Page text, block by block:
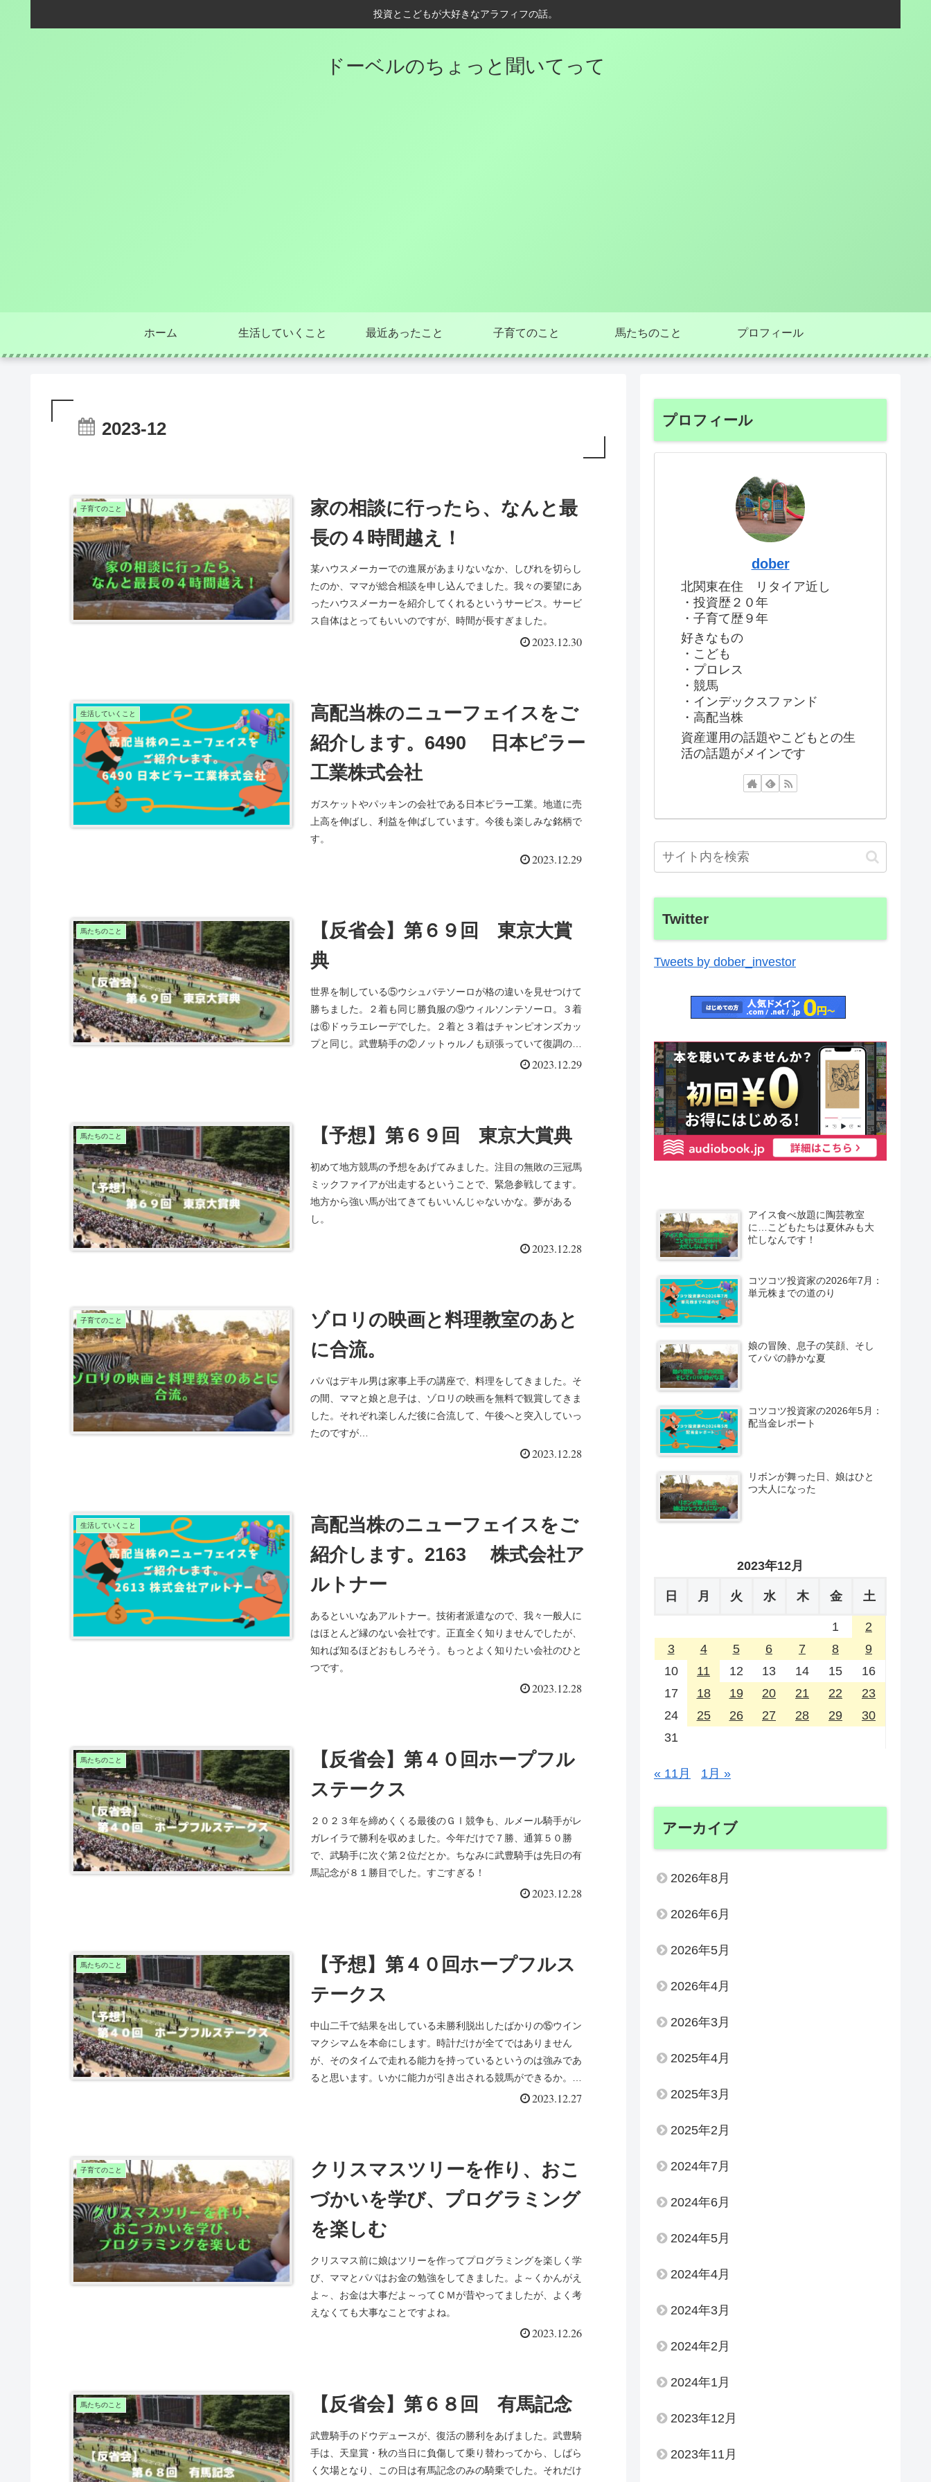
投資とこどもが大好きなアラフィフの話。
ドーベルのちょっと聞いてって
ホーム 生活していくこと 最近あったこと 子育てのこと 馬たちのこと プロフィール
2023-12
子育てのこと
家の相談に行ったら、なんと最
長の４時間越え！
某ハウスメーカーでの進展があまりないなか、しびれを切らし
たのか、ママが総合相談を申し込んでました。我々の要望にあ
ったハウスメーカーを紹介してくれるというサービス。サービ
ス自体はとってもいいのですが、時間が長すぎました。
2023.12.30
生活していくこと
高配当株のニューフェイスをご
紹介します。6490 日本ピラー
工業株式会社
ガスケットやパッキンの会社である日本ピラー工業。地道に売
上高を伸ばし、利益を伸ばしています。今後も楽しみな銘柄で
す。
2023.12.29
馬たちのこと
【反省会】第６９回 東京大賞
典
世界を制している⑤ウシュバテソーロが格の違いを見せつけて
勝ちました。２着も同じ勝負服の⑨ウィルソンテソーロ。３着
は⑥ドゥラエレーデでした。２着と３着はチャンピオンズカッ
プと同じ。武豊騎手の②ノットゥルノも頑張っていて復調の兆
2023.12.29
馬たちのこと 【予想】第６９回 東京大賞典
初めて地方競馬の予想をあげてみました。注目の無敗の三冠馬
ミックファイアが出走するということで、緊急参戦してます。
地方から強い馬が出てきてもいいんじゃないかな。夢がある
し。
2023.12.28
子育てのこと
ゾロリの映画と料理教室のあと
に合流。
パパはデキル男は家事上手の講座で、料理をしてきました。そ
の間、ママと娘と息子は、ゾロリの映画を無料で観賞してきま
した。それぞれ楽しんだ後に合流して、午後へと突入していっ
たのですが…
2023.12.28
生活していくこと
高配当株のニューフェイスをご
紹介します。2163 株式会社ア
ルトナー
あるといいなあアルトナー。技術者派遣なので、我々一般人に
はほとんど縁のない会社です。正直全く知りませんでしたが、
知れば知るほどおもしろそう。もっとよく知りたい会社のひと
つです。
2023.12.28
馬たちのこと
【反省会】第４０回ホープフル
ステークス
２０２３年を締めくくる最後のＧⅠ競争も、ルメール騎手がレ
ガレイラで勝利を収めました。今年だけで７勝、通算５０勝
で、武騎手に次ぐ第２位だとか。ちなみに武豊騎手は先日の有
馬記念が８１勝目でした。すごすぎる！
2023.12.28
馬たちのこと
【予想】第４０回ホープフルス
テークス
中山二千で結果を出している未勝利脱出したばかりの⑮ウイン
マクシマムを本命にします。時計だけが全てではありません
が、そのタイムで走れる能力を持っているというのは強みであ
ると思います。いかに能力が引き出される競馬ができるか。楽
2023.12.27
子育てのこと
クリスマスツリーを作り、おこ
づかいを学び、プログラミング
を楽しむ
クリスマス前に娘はツリーを作ってプログラミングを楽しく学
び、ママとパパはお金の勉強をしてきました。よ～くかんがえ
よ～、お金は大事だよ～ってＣＭが昔やってましたが、よく考
えなくても大事なことですよね。
2023.12.26
馬たちのこと 【反省会】第６８回 有馬記念
武豊騎手のドウデュースが、復活の勝利をあげました。武豊騎
手は、天皇賞・秋の当日に負傷して乗り替わってから、しばら
く欠場となり、この日は有馬記念のみの騎乗でした。それだけ
プロフィール
dober
北関東在住 リタイア近し
・投資歴２０年
・子育て歴９年
好きなもの
・こども
・プロレス
・競馬
・インデックスファンド
・高配当株
資産運用の話題やこどもとの生
活の話題がメインです
Twitter
Tweets by dober_investor
アイス食べ放題に陶芸教室
に…こどもたちは夏休みも大
忙しなんです！
コツコツ投資家の2026年7月：
単元株までの道のり
娘の冒険、息子の笑顔、そし
てパパの静かな夏
コツコツ投資家の2026年5月：
配当金レポート
リボンが舞った日、娘はひと
つ大人になった
2023年12月
日 月 火 水 木 金 土
1
2
3
4 5 6 7 8
9
10
11 12 13 14 15
16
17
18 19 20 21 22
23
24
25 26 27 28 29
30
31
« 11月 1月 »
アーカイブ
2026年8月
2026年6月
2026年5月
2026年4月
2026年3月
2025年4月
2025年3月
2025年2月
2024年7月
2024年6月
2024年5月
2024年4月
2024年3月
2024年2月
2024年1月
2023年12月
2023年11月